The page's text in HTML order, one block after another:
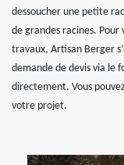
dessoucher une petite
de grandes racines.
travaux, Artisan Berger
demande de devis via le
directement. Vous
votre projet.